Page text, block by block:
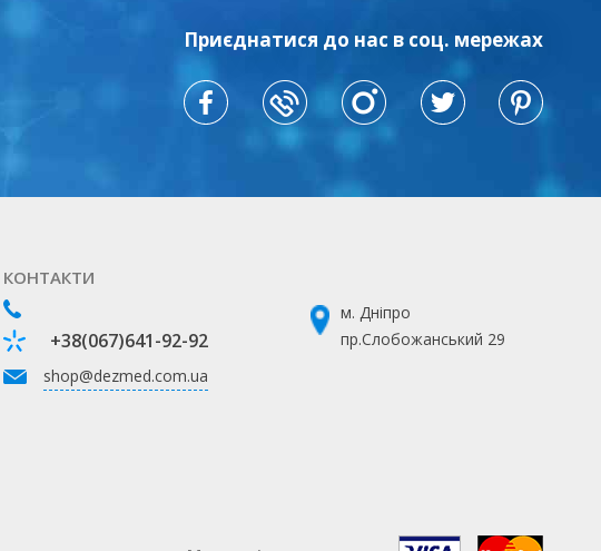
Приєднатися до нас в соц. мережах
КОНТАКТИ
+38(067)641-92-92
shop@dezmed.com.ua
м. Дніпро
пр.Слобожанський 29